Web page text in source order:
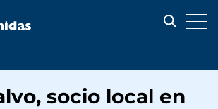
socio local en